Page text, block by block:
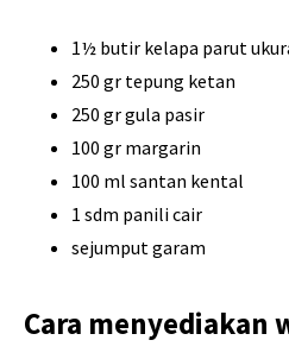
1½ butir kelapa parut
250 gr tepung ketan
250 gr gula pasir
100 gr margarin
100 ml santan kental
1 sdm panili cair
sejumput garam
Cara menyediakan